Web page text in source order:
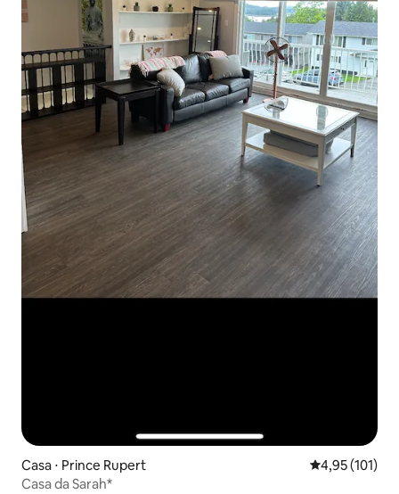
Casa ⋅ Prince Rupert 4,95 de uma
4,95 (101)
Casa da Sarah*